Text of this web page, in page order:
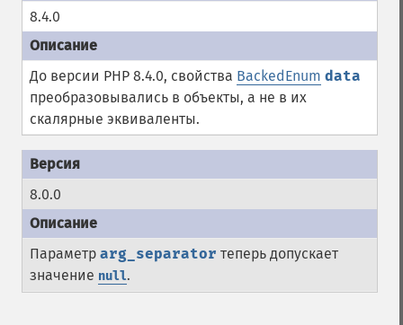
8.4.0
До версии PHP 8.4.0, свойства BackedEnum data
преобразовывались в объекты, а не в их
скалярные эквиваленты.
8.0.0
Параметр arg_separator теперь допускает
значение null.